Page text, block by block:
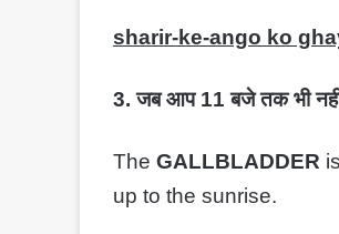
sharir-ke-ango ko
3. जब आप 11 बजे तक भी
The GALLBLADDER
up to the sunrise.